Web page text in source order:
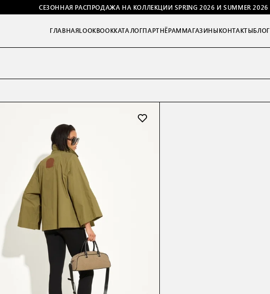
СЕЗОННАЯ РАСПРОДАЖА НА КОЛЛЕКЦИИ SPRING 2026 И SUMMER 2026
ГЛАВНАЯLOOKBOOKКАТАЛОГПАРТНЁРАММАГАЗИНЫКОНТАКТЫБЛОГ